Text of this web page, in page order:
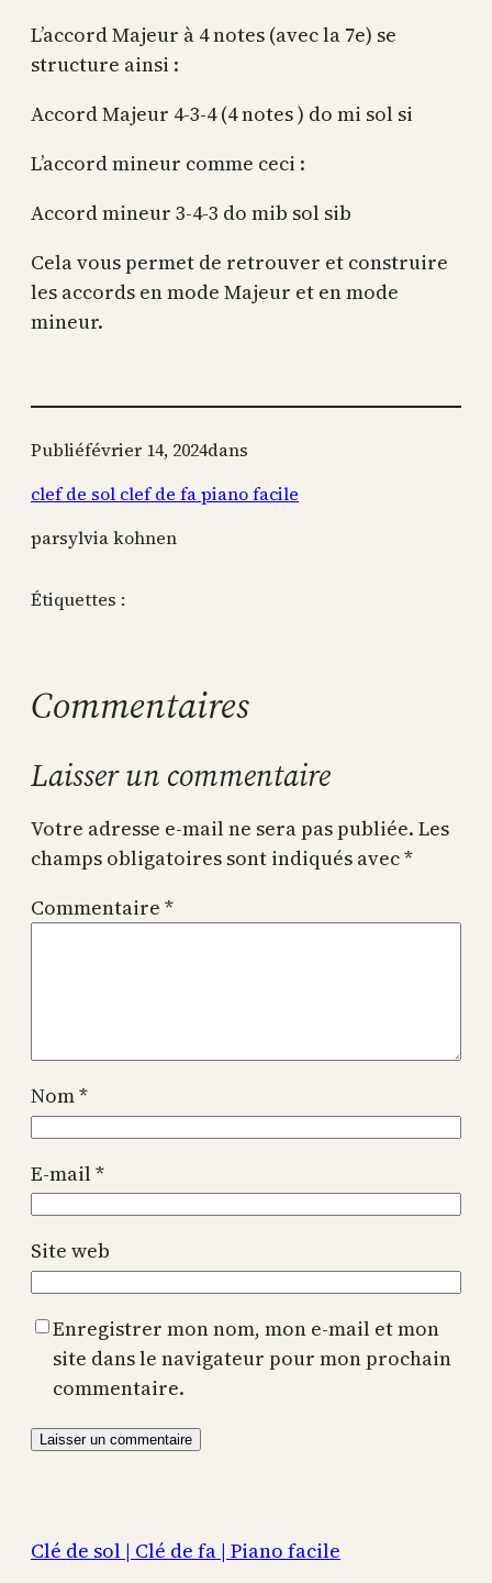
L’accord Majeur à 4 notes (avec la 7e) se
structure ainsi :
Accord Majeur 4-3-4 (4 notes ) do mi sol si
L’accord mineur comme ceci :
Accord mineur 3-4-3 do mib sol sib
Cela vous permet de retrouver et construire
les accords en mode Majeur et en mode
mineur.
Publiéfévrier 14, 2024dans
clef de sol clef de fa piano facile
parsylvia kohnen
Étiquettes :
Commentaires
Laisser un commentaire
Votre adresse e-mail ne sera pas publiée. Les
champs obligatoires sont indiqués avec*
Commentaire *
Nom*
E-mail*
Site web
Enregistrer mon nom, mon e-mail et mon
site dans le navigateur pour mon prochain
commentaire.
Clé de sol | Clé de fa | Piano facile